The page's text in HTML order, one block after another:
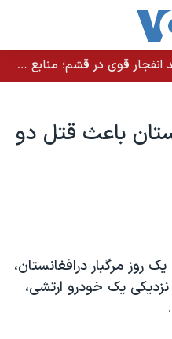
گزارش‌ها از شنیده شدن صدای چند انفجار قوی در قشم؛ منابع حکومتی می‌گویند درگیری در تنگه هرمز بود
باعث قتل دو
روز مرگبار درافغانستان،
يک خودرو ارتشی،